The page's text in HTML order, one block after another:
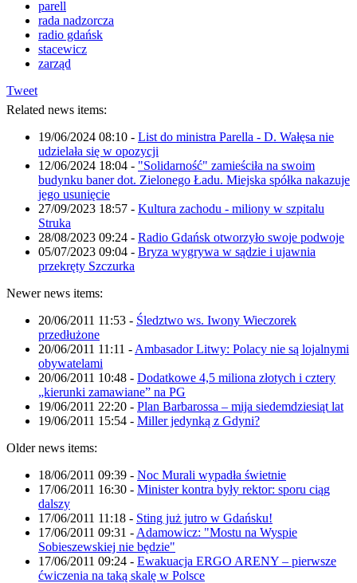
parell
rada nadzorcza
radio gdańsk
stacewicz
zarząd
Tweet
Related news items:
19/06/2024 08:10 - List do ministra Parella - D. Wałęsa nie
udzielała się w opozycji
12/06/2024 18:04 - "Solidarność" zamieściła na swoim
budynku baner dot. Zielonego Ładu. Miejska spółka nakazuje
jego usunięcie
27/09/2023 18:57 - Kultura zachodu - miliony w szpitalu
Struka
28/08/2023 09:24 - Radio Gdańsk otworzyło swoje podwoje
05/07/2023 09:04 - Bryza wygrywa w sądzie i ujawnia
przekręty Szczurka
Newer news items:
20/06/2011 11:53 - Śledztwo ws. Iwony Wieczorek
przedłużone
20/06/2011 11:11 - Ambasador Litwy: Polacy nie są lojalnymi
obywatelami
20/06/2011 10:48 - Dodatkowe 4,5 miliona złotych i cztery
„kierunki zamawiane” na PG
19/06/2011 22:20 - Plan Barbarossa – mija siedemdziesiąt lat
19/06/2011 15:54 - Miller jedynką z Gdyni?
Older news items:
18/06/2011 09:39 - Noc Murali wypadła świetnie
17/06/2011 16:30 - Minister kontra były rektor: sporu ciąg
dalszy
17/06/2011 11:18 - Sting już jutro w Gdańsku!
17/06/2011 09:31 - Adamowicz: "Mostu na Wyspie
Sobieszewskiej nie będzie"
17/06/2011 09:24 - Ewakuacja ERGO ARENY – pierwsze
ćwiczenia na taką skalę w Polsce